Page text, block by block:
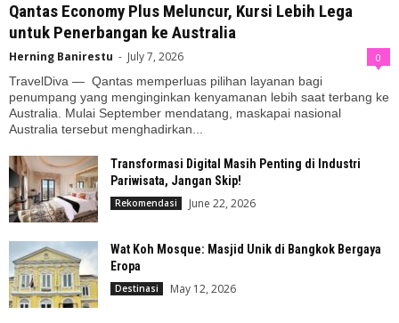
Qantas Economy Plus Meluncur, Kursi Lebih Lega
untuk Penerbangan ke Australia
Herning Banirestu - July 7, 2026 0
TravelDiva — Qantas memperluas pilihan layanan bagi
penumpang yang menginginkan kenyamanan lebih saat terbang ke
Australia. Mulai September mendatang, maskapai nasional
Australia tersebut menghadirkan...
Transformasi Digital Masih Penting di Industri
Pariwisata, Jangan Skip!
Rekomendasi June 22, 2026
Wat Koh Mosque: Masjid Unik di Bangkok Bergaya
Eropa
Destinasi May 12, 2026